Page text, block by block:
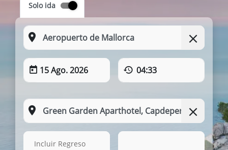
Solo ida
15 Ago. 2026 04:33
15 Ago. 2026
Incluir Regreso